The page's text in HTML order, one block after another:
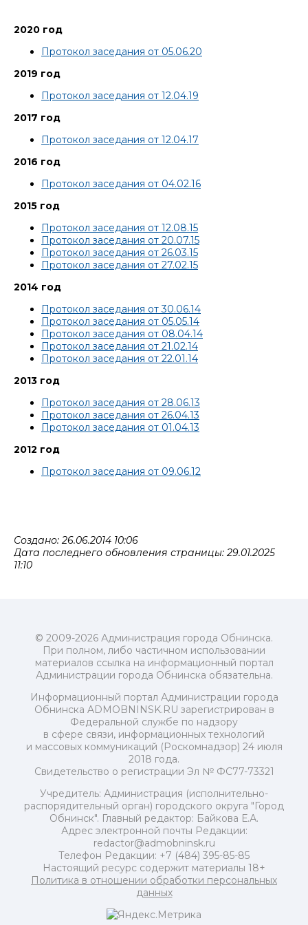
2020 год
Протокол заседания от 05.06.20
2019 год
Протокол заседания от 12.04.19
2017 год
Протокол заседания от 12.04.17
2016 год
Протокол заседания от 04.02.16
2015 год
Протокол заседания от 12.08.15
Протокол заседания от 20.07.15
Протокол заседания от 26.03.15
Протокол заседания от 27.02.15
2014 год
Протокол заседания от 30.06.14
Протокол заседания от 05.05.14
Протокол заседания от 08.04.14
Протокол заседания от 21.02.14
Протокол заседания от 22.01.14
2013 год
Протокол заседания от 28.06.13
Протокол заседания от 26.04.13
Протокол заседания от 01.04.13
2012 год
Протокол заседания от 09.06.12
Создано: 26.06.2014 10:06
Дата последнего обновления страницы: 29.01.2025
11:10
© 2009-2026 Администрация города Обнинска.
При полном, либо частичном использовании
материалов ссылка на информационный портал
Администрации города Обнинска обязательна.
Информационный портал Администрации города
Обнинска ADMOBNINSK.RU зарегистрирован в
Федеральной службе по надзору
в сфере связи, информационных технологий
и массовых коммуникаций (Роскомнадзор) 24 июля
2018 года.
Свидетельство о регистрации Эл № ФС77-73321
Учредитель: Администрация (исполнительно-
распорядительный орган) городского округа "Город
Обнинск". Главный редактор: Байкова Е.А.
Адрес электронной почты Редакции:
redactor@admobninsk.ru
Телефон Редакции: +7 (484) 395-85-85
Настоящий ресурс содержит материалы 18+
Политика в отношении обработки персональных
данных